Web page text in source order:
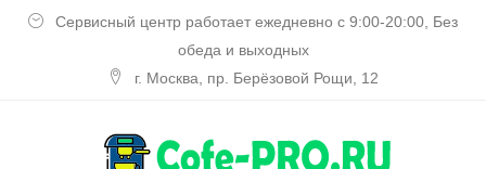
Сервисный центр работает ежедневно с 9:00-20:00, Без
обеда и выходных
г. Москва, пр. Берёзовой Рощи, 12